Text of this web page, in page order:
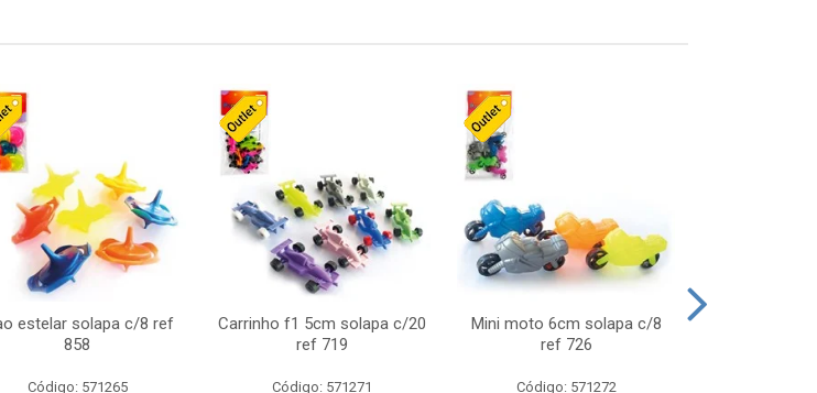
estelar solapa c/8 ref
858
Código: 571265
Carrinho f1 5cm solapa c/20
ref 719
Código: 571271
Mini moto 6cm solapa c/8
ref 726
Código: 571272